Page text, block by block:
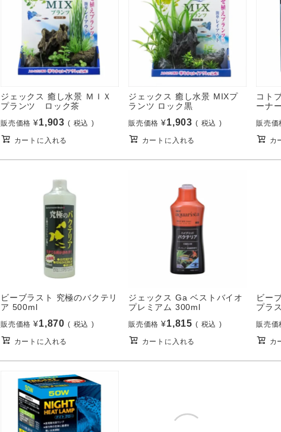
ジェックス 癒し水景 ＭＩＸ
プランツ ロック茶
販売価格 ¥1,903 税込
カートに入れる
ジェックス 癒し水景 MIXプ
ランツ ロック黒
販売価格 ¥1,903 税込
カートに入れる
コト
ーナ
販売価
カ
ビーブラスト 究極のバクテリ
ア 500ml
販売価格 ¥1,870 税込
カートに入れる
ジェックス Ga ベストバイオ
プレミアム 300ml
販売価格 ¥1,815 税込
カートに入れる
ビー
プラ
販売価
カ